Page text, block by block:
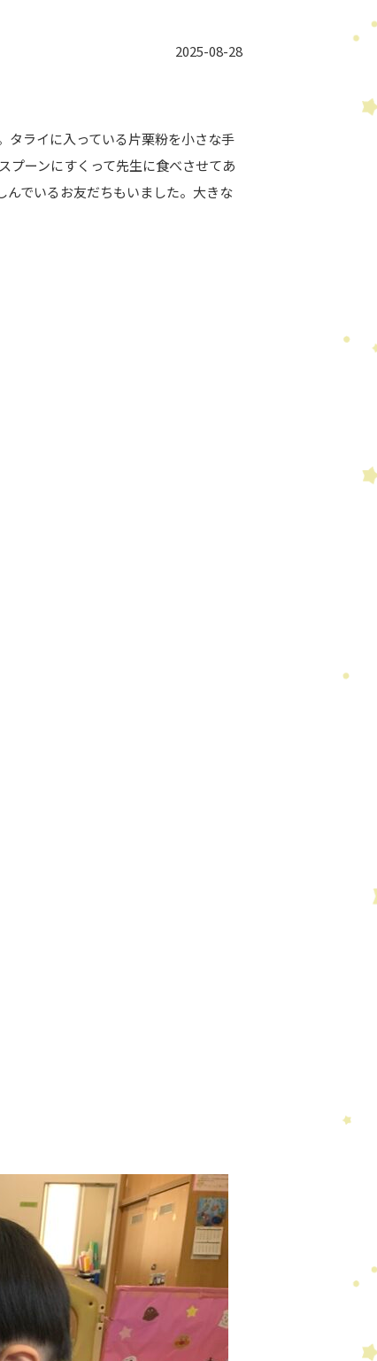
2025-08-28
タライに入っている片栗粉を小さな手
プーンにすくって先生に食べさせてあ
でいるお友だちもいました。大きな